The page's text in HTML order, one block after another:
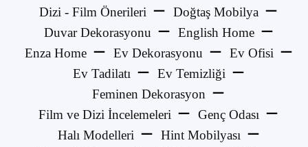
Dizi - Film Önerileri
Doğtaş Mobilya
Duvar Dekorasyonu
English Home
Enza Home
Ev Dekorasyonu
Ev Ofisi
Ev Tadilatı
Ev Temizliği
Feminen Dekorasyon
Film ve Dizi İncelemeleri
Genç Odası
Halı Modelleri
Hint Mobilyası